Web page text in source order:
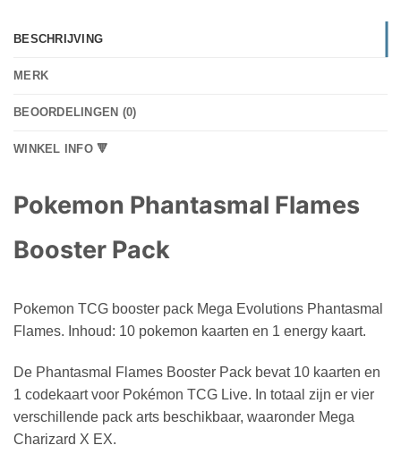
BESCHRIJVING
MERK
BEOORDELINGEN (0)
WINKEL INFO 🔻
Pokemon Phantasmal Flames
Booster Pack
Pokemon TCG booster pack Mega Evolutions Phantasmal
Flames. Inhoud: 10 pokemon kaarten en 1 energy kaart.
De Phantasmal Flames Booster Pack bevat 10 kaarten en
1 codekaart voor Pokémon TCG Live. In totaal zijn er vier
verschillende pack arts beschikbaar, waaronder Mega
Charizard X EX.